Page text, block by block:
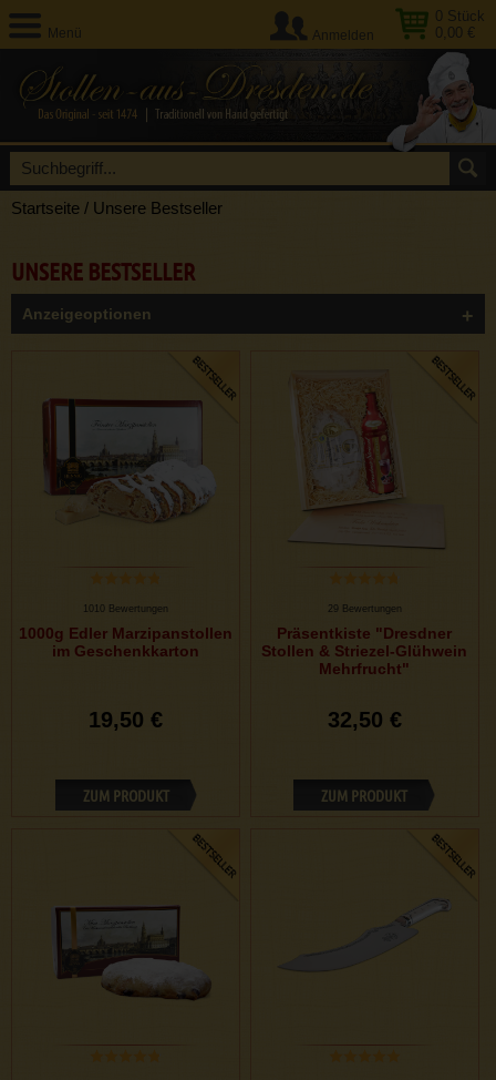
Menü
0 Stück
0,00 €
Anmelden
Startseite / Unsere Bestseller
UNSERE BESTSELLER
Anzeigeoptionen
1010 Bewertungen
1000g Edler Marzipanstollen
im Geschenkkarton
19,50 €
ZUM PRODUKT
29 Bewertungen
Präsentkiste "Dresdner
Stollen & Striezel-Glühwein
Mehrfrucht"
32,50 €
ZUM PRODUKT